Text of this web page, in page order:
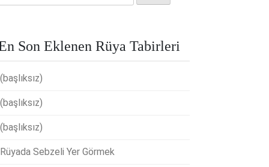
Son Eklenen Rüya Tabirleri
(başlıksız)
(başlıksız)
(başlıksız)
Rüyada Sebzeli Yer Görmek